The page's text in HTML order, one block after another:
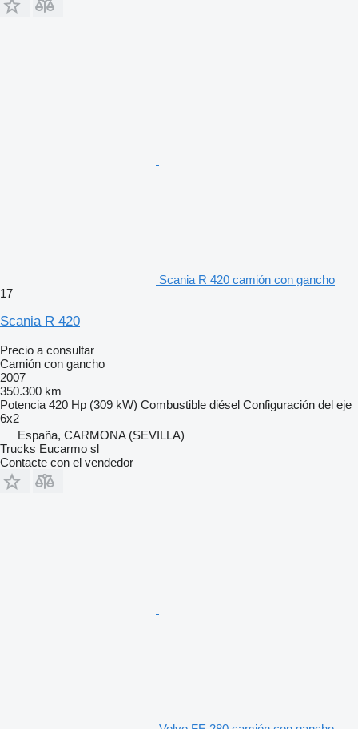
Scania R 420 camión con gancho
17
Scania R 420
Precio a consultar
Camión con gancho
2007
350.300 km
Potencia 420 Hp (309 kW) Combustible diésel Configuración del eje
6x2
España, CARMONA (SEVILLA)
Trucks Eucarmo sl
Contacte con el vendedor